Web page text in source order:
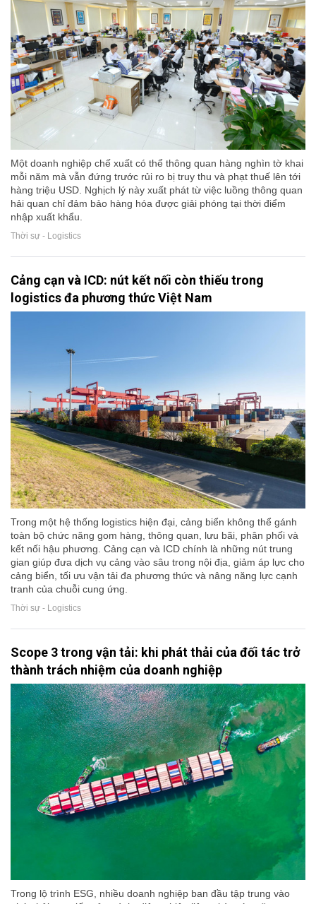
Một doanh nghiệp chế xuất có thể thông quan hàng nghìn tờ khai
mỗi năm mà vẫn đứng trước rủi ro bị truy thu và phạt thuế lên tới
hàng triệu USD. Nghịch lý này xuất phát từ việc luồng thông quan
hải quan chỉ đảm bảo hàng hóa được giải phóng tại thời điểm
nhập xuất khẩu.
Thời sự - Logistics
Cảng cạn và ICD: nút kết nối còn thiếu trong
logistics đa phương thức Việt Nam
Trong một hệ thống logistics hiện đại, cảng biển không thể gánh
toàn bộ chức năng gom hàng, thông quan, lưu bãi, phân phối và
kết nối hậu phương. Cảng cạn và ICD chính là những nút trung
gian giúp đưa dịch vụ cảng vào sâu trong nội địa, giảm áp lực cho
cảng biển, tối ưu vận tải đa phương thức và nâng năng lực cạnh
tranh của chuỗi cung ứng.
Thời sự - Logistics
Scope 3 trong vận tải: khi phát thải của đối tác trở
thành trách nhiệm của doanh nghiệp
Trong lộ trình ESG, nhiều doanh nghiệp ban đầu tập trung vào